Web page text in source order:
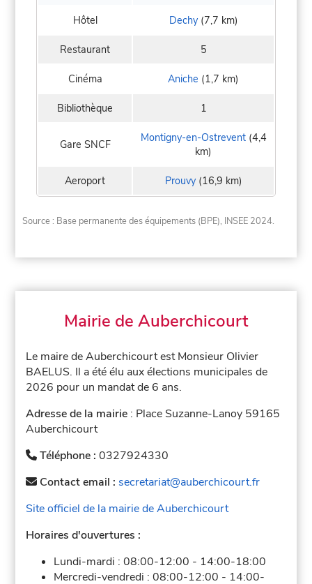
Hôtel Dechy(7,7 km)
Restaurant 5
Cinéma Aniche (1,7 km)
Bibliothèque 1
Gare SNCF Montigny-en-Ostrevent(4,4
km)
Aeroport Prouvy(16,9 km)
Source : Base permanente des équipements (BPE), INSEE 2024.
Mairie de Auberchicourt
Le maire de Auberchicourt est Monsieur Olivier
BAELUS. Il a été élu aux élections municipales de
2026 pour un mandat de 6 ans.
Adresse de la mairie : Place Suzanne-Lanoy 59165
Auberchicourt
Téléphone :0327924330
Contact email : secretariat@auberchicourt.fr
Site officiel de la mairie de Auberchicourt
Horaires d'ouvertures :
Lundi-mardi :08:00-12:00 - 14:00-18:00
Mercredi-vendredi :08:00-12:00 - 14:00-